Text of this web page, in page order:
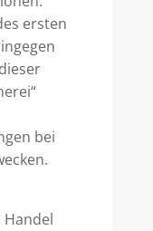
ersten
bei
Handel